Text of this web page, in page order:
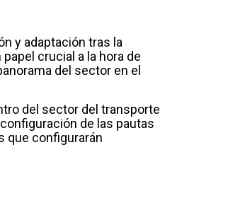
y adaptación tras la
crucial a la hora de
del sector en el
del sector del transporte
de las pautas
que configurarán